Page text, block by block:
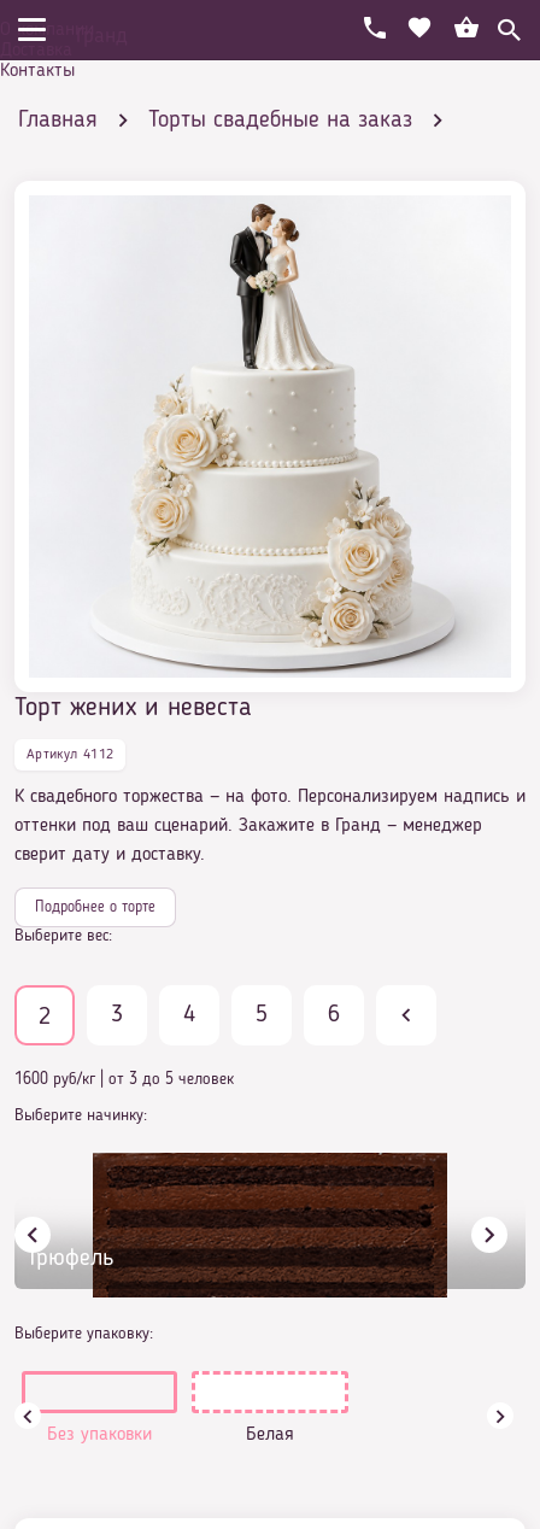
О компании
Контакты
Главная Торты свадебные на заказ
Эксклюзивные свадебные торты с инициалами
жениха и невесты
Торт жених и невеста
Торт жених и невеста
Артикул 4112
К свадебного торжества — на фото. Персонализируем надпись и
оттенки под ваш сценарий. Закажите в Гранд — менеджер
сверит дату и доставку.
Подробнее о торте
Выберите вес:
2 3 4 5 6
1600 руб/кг от 3 до 5 человек
Выберите начинку:
Трюфель
Выберите упаковку:
Без упаковки Белая